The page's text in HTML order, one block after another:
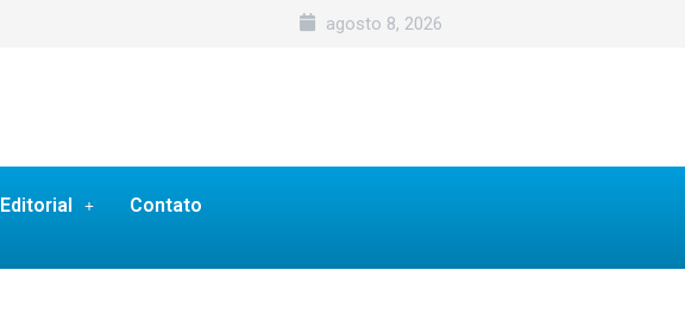
agosto 8, 2026
Editorial Contato